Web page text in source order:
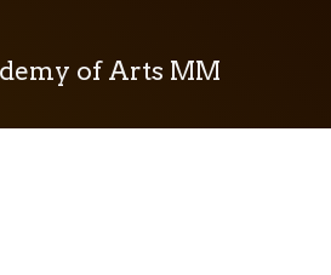
of Arts MM